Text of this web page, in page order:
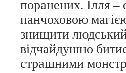
поранених. Ілля –
панчоховою
знищити
відчайдушно
страшними